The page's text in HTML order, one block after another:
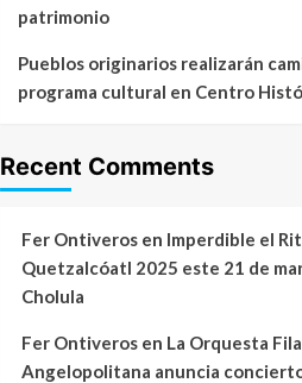
patrimonio
Pueblos originarios realizarán
programa cultural en Centro
Recent Comments
Fer Ontiverosen Imperdible el
Quetzalcóatl 2025 este 21 de
Cholula
Fer Ontiverosen La Orquesta
Angelopolitana anuncia